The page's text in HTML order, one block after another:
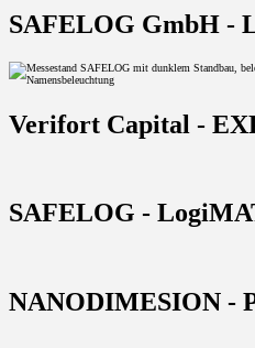
SAFELOG GmbH -
Verifort Capital -
SAFELOG -
NANODIMESION -